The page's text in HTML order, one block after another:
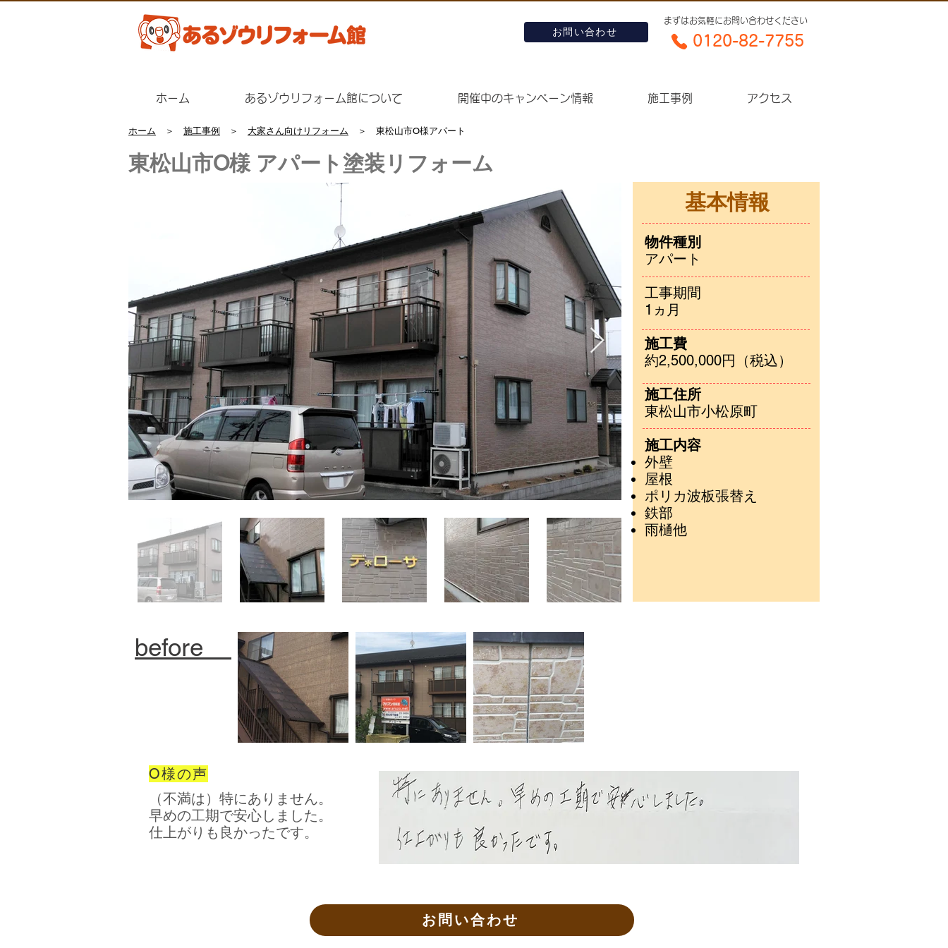
お問い合わせ
​まずはお気軽にお問い合わせください
0120-82-7755​
ホーム あるゾウリフォーム館について 開催中のキャンペーン情報 施工事例 アクセス
ホーム ＞ 施工事例 ＞ 大家さん向けリフォーム ＞ 東松山市O様アパート
東松山市O様 アパート塗装リフォーム
基本情報
物件種別
アパート
工事期間
1 ヵ月
施工費
約2,500,000円（税込）
施工住所
東松山市小松原町
施工内容
外壁
屋根
ポリカ波板張替え
鉄部
雨樋他
before
O様の声
（不満は）特にありません。
早めの工期で安心しました。
​仕上がりも良かったです。
お問い合わせ